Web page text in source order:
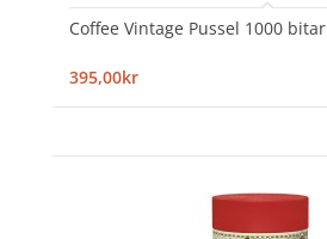
Coffee Vintage Pussel 1000 bitar
395,00kr